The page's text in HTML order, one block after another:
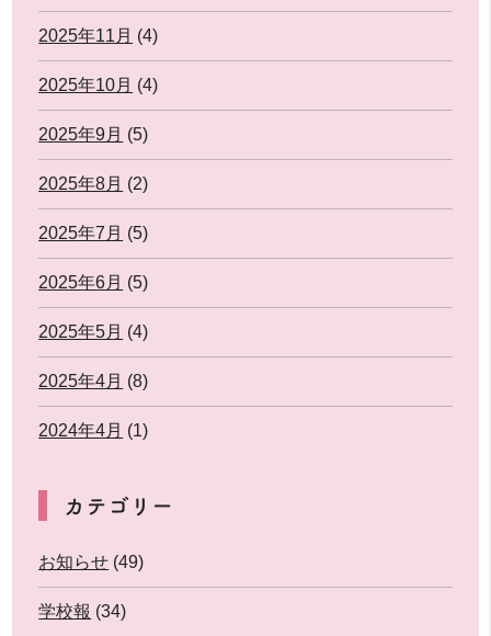
2025年11月 (4)
2025年10月 (4)
2025年9月 (5)
2025年8月 (2)
2025年7月 (5)
2025年6月 (5)
2025年5月 (4)
2025年4月 (8)
2024年4月 (1)
カテゴリー
お知らせ (49)
学校報 (34)